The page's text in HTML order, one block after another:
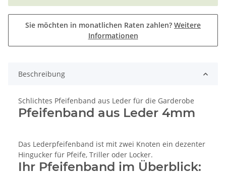
Sie möchten in monatlichen Raten zahlen? Weitere
Informationen
Beschreibung
Schlichtes Pfeifenband aus Leder für die Garderobe
Pfeifenband aus Leder 4mm
Das Lederpfeifenband ist mit zwei Knoten ein dezenter
Hingucker für Pfeife, Triller oder Locker.
Ihr Pfeifenband im Überblick: